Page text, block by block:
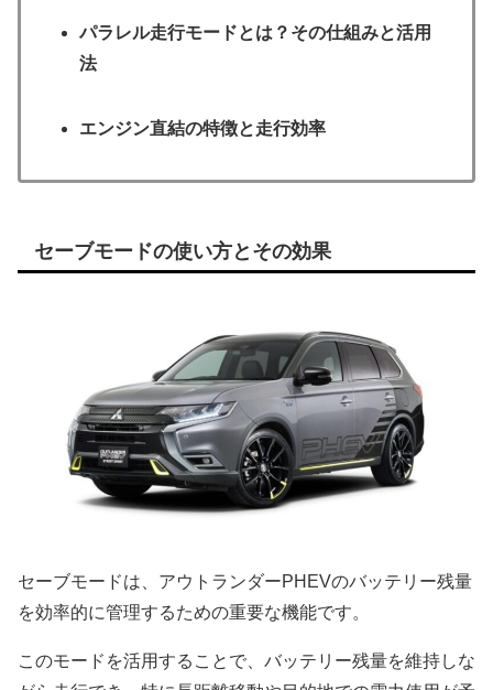
パラレル走行モードとは？その仕組みと活用
法
エンジン直結の特徴と走行効率
セーブモードの使い方とその効果
セーブモードは、アウトランダーPHEVのバッテリー残量
を効率的に管理するための重要な機能です。
このモードを活用することで、バッテリー残量を維持しな